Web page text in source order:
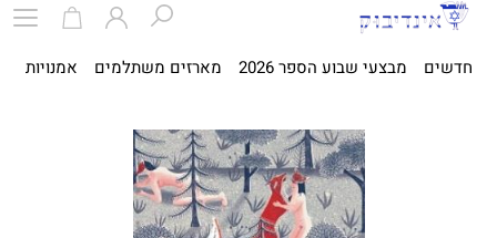
חדשים מבצעי שבוע הספר 2026 מארזים משתלמים אמנויות